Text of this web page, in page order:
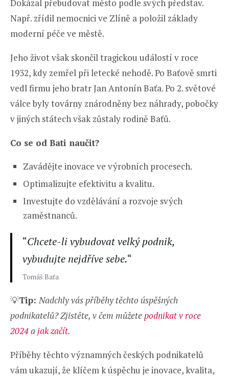
Dokázal přebudovat město podle svých představ.
Např. zřídil nemocnici ve Zlíně a položil základy
moderní péče ve městě.
Jeho život však skončil tragickou událostí v roce
1932, kdy zemřel při letecké nehodě. Po Baťově smrti
vedl firmu jeho bratr Jan Antonín Baťa. Po 2. světové
válce byly továrny znárodněny bez náhrady, pobočky
v jiných státech však zůstaly rodině Baťů.
Co se od Bati naučit?
Zavádějte inovace ve výrobních procesech.
Optimalizujte efektivitu a kvalitu.
Investujte do vzdělávání a rozvoje svých
zaměstnanců.
“Chcete-li vybudovat velký podnik,
vybudujte nejdříve sebe.“
Tomáš Baťa
💡Tip: Nadchly vás příběhy těchto úspěšných
podnikatelů? Zjistěte, v čem můžete podnikat v roce
2024a jak začít.
Příběhy těchto významných českých podnikatelů
vám ukazují, že klíčem k úspěchu je inovace, kvalita,